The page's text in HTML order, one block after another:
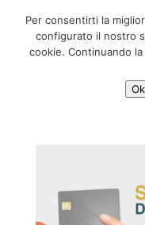
Per consentirti la
configurato il nostro
cookie. Continuando
Ok